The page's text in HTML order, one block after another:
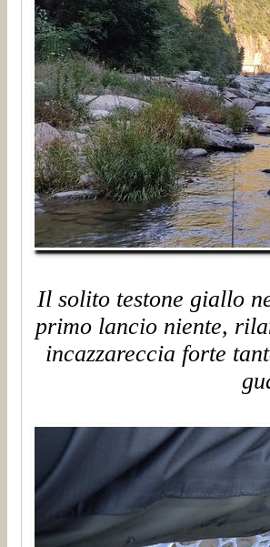
Il solito testone giallo
primo lancio niente,
incazzareccia forte